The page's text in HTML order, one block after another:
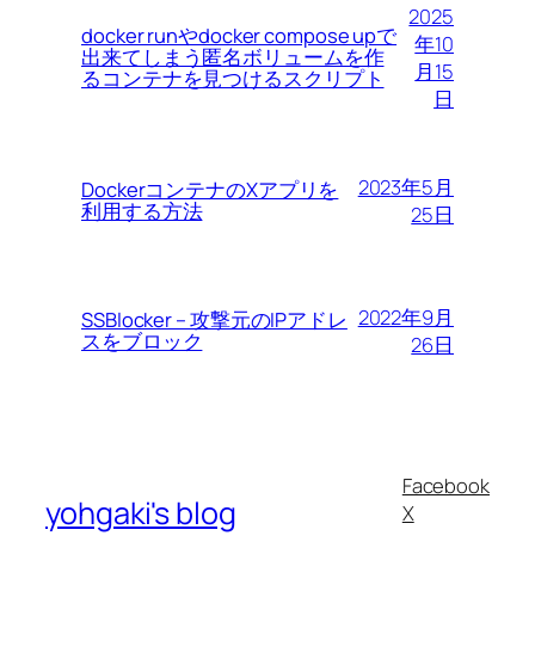
docker runやdocker compose upで
出来てしまう匿名ボリュームを作
るコンテナを見つけるスクリプト
2025
年10
月15
日
DockerコンテナのXアプリを
利用する方法
2023年5月
25日
SSBlocker – 攻撃元のIPアドレ
スをブロック
2022年9月
26日
yohgaki's blog
Facebook
X